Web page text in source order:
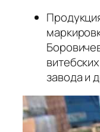
завода и